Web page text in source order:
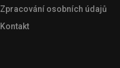
Zpracování osobních údajů
Kontakt